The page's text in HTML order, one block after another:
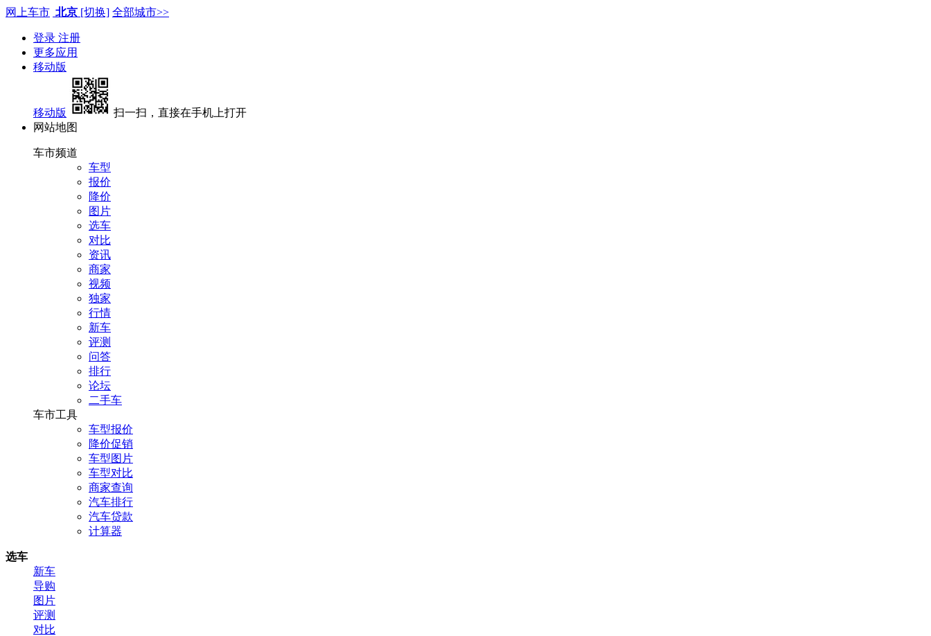
网上车市 北京 [切换] 全部城市>>
登录 注册
更多应用
移动版
移动版
扫一扫，直接在手机上打开
网站地图
车市频道
车型
报价
降价
图片
选车
对比
资讯
商家
视频
独家
行情
新车
评测
问答
排行
论坛
二手车
车市工具
车型报价
降价促销
车型图片
车型对比
商家查询
汽车排行
汽车贷款
计算器
选车
新车
导购
图片
评测
对比